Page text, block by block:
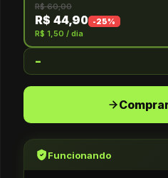
R$ 60,00
R$ 44,90 -25%
R$ 1,50 / dia
-
Funcionando